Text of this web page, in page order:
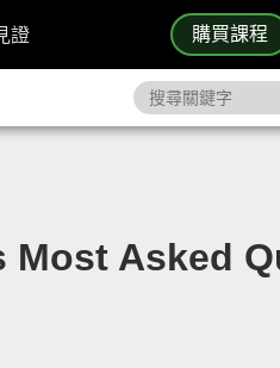
購買課程
證
Most Asked